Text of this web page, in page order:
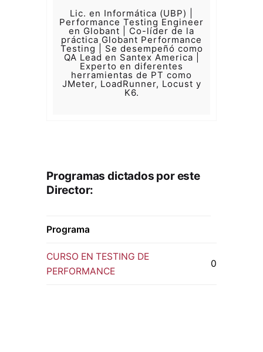
Lic. en Informática (UBP) |
Performance Testing Engineer
en Globant | Co-líder de la
práctica Globant Performance
Testing | Se desempeñó como
QA Lead en Santex America |
Experto en diferentes
herramientas de PT como
JMeter, LoadRunner, Locust y
K6.
Programas dictados por este
Director:
Programa
CURSO EN TESTING DE
PERFORMANCE
0